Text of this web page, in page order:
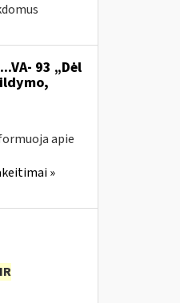
93 „Dėl
apie
»
IR